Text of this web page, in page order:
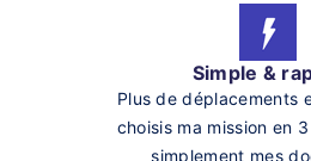
Simple &
Plus de déplacements
choisis ma mission en
simplement mes